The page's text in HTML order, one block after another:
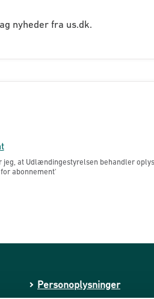
nyheder fra us.dk.
at Udlændingestyrelsen behandler
abonnement'
Personoplysninger